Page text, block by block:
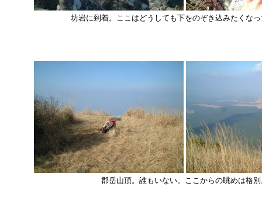
坊岩に到着。ここはどうしても下をのぞき込みたくな
郡岳山頂。誰もいない。ここからの眺めは格